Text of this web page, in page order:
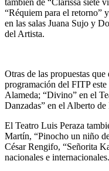
“Réquiem para el retorno”
en las salas Juana Sujo y
del Artista.
Otras de las propuestas
programación del FITP
Alameda; “Divino” en el
Danzadas” en el Alberto de
El Teatro Luis Peraza
Martín, “Pinocho un niño
César Rengifo, “Señorita
nacionales e internacionales.